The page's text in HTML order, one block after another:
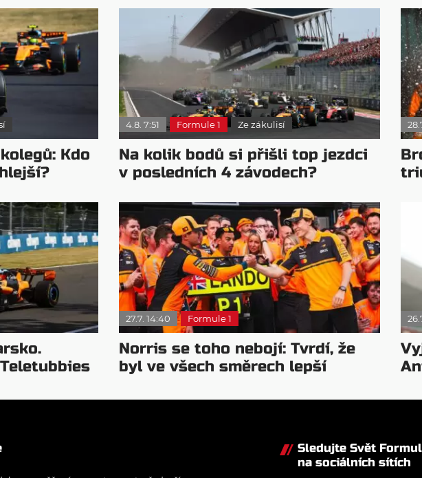
Kdo
4.8. 7:51 Formule 1 Ze zákulisí
Na kolik bodů si přišli top jezdci
v posledních 4 závodech?
27.7. 14:40 Formule 1
Norris se toho nebojí: Tvrdí, že
byl ve všech směrech lepší
Sledujte Svět
na sociálních sítích